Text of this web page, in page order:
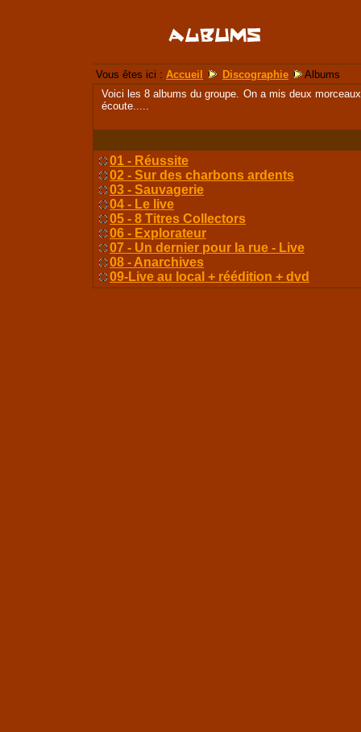
Vous êtes ici : Accueil Discographie
Albums
Voici les 8 albums du groupe. On a mis deux
écoute.....
01 - Réussite
02 - Sur des charbons ardents
03 - Sauvagerie
04 - Le live
05 - 8 Titres Collectors
06 - Explorateur
07 - Un dernier pour la rue - Live
08 - Anarchives
09-Live au local + réédition + dvd